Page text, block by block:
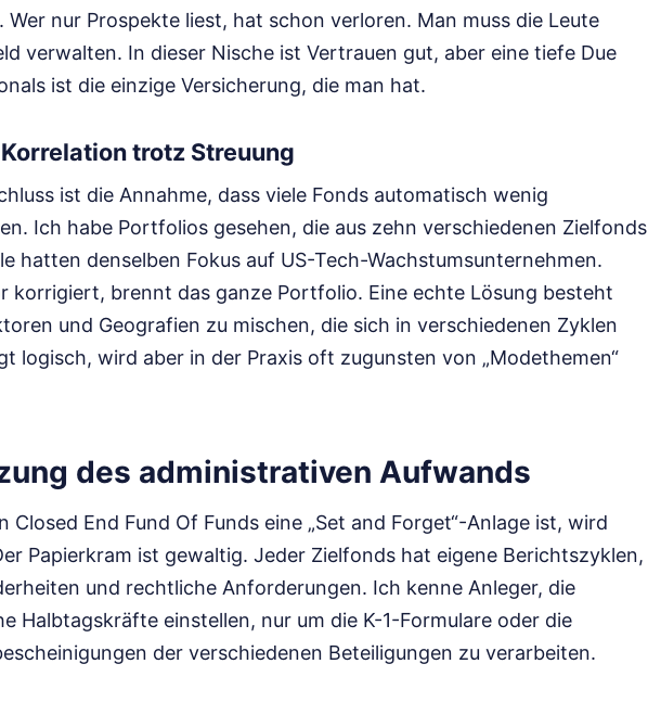
Wer nur Prospekte liest, hat schon verloren. Man muss die Leute
verwalten. In dieser Nische ist Vertrauen gut, aber eine tiefe Due
ist die einzige Versicherung, die man hat.
trotz Streuung
ist die Annahme, dass viele Fonds automatisch wenig
Ich habe Portfolios gesehen, die aus zehn verschiedenen Zielfonds
hatten denselben Fokus auf US-Tech-Wachstumsunternehmen.
korrigiert, brennt das ganze Portfolio. Eine echte Lösung besteht
und Geografien zu mischen, die sich in verschiedenen Zyklen
logisch, wird aber in der Praxis oft zugunsten von „Modethemen“
des administrativen Aufwands
Closed End Fund Of Funds eine „Set and Forget“-Anlage ist, wird
Papierkram ist gewaltig. Jeder Zielfonds hat eigene Berichtszyklen,
und rechtliche Anforderungen. Ich kenne Anleger, die
Halbtagskräfte einstellen, nur um die K-1-Formulare oder die
der verschiedenen Beteiligungen zu verarbeiten.